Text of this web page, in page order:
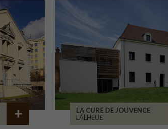
LA CURE DE JOUVENCE
LALHEUE